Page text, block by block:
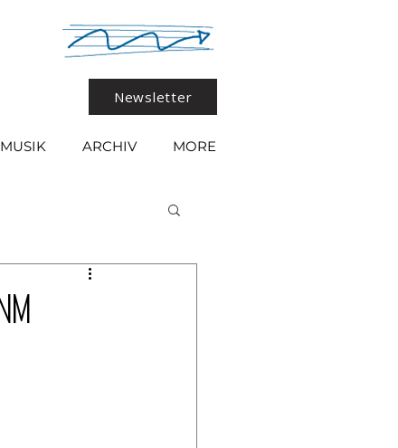
Newsletter
ARCHIV MORE